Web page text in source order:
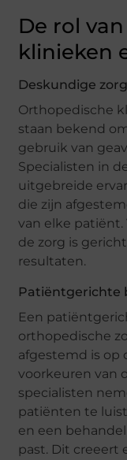
De rol
klinieken
Deskundige
Orthopedische
staan bekend
gebruik van
Specialisten in
uitgebreide
die zijn
van elke
de zorg is
resultaten.
Patiëntgerichte
Een
orthopedische
afgestemd is op
voorkeuren van
specialisten
patiënten te
en een
past. Dit creeert